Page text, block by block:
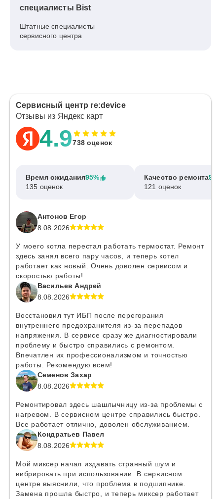
специалисты Bist
Штатные специалисты
сервисного центра
Сервисный центр re:device
Отзывы из Яндекс карт
4.9738 оценок
Время ожидания95%
135 оценок
Качество ремонта
121 оценок
Антонов Егор
8.08.2026
У моего котла перестал работать термостат. Ремонт
здесь занял всего пару часов, и теперь котел
работает как новый. Очень доволен сервисом и
скоростью работы!
Васильев Андрей
8.08.2026
Восстановил тут ИБП после перегорания
внутреннего предохранителя из-за перепадов
напряжения. В сервисе сразу же диагностировали
проблему и быстро справились с ремонтом.
Впечатлен их профессионализмом и точностью
работы. Рекомендую всем!
Семенов Захар
8.08.2026
Ремонтировал здесь шашлычницу из-за проблемы с
нагревом. В сервисном центре справились быстро.
Все работает отлично, доволен обслуживанием.
Кондратьев Павел
8.08.2026
Мой миксер начал издавать странный шум и
вибрировать при использовании. В сервисном
центре выяснили, что проблема в подшипнике.
Замена прошла быстро, и теперь миксер работает